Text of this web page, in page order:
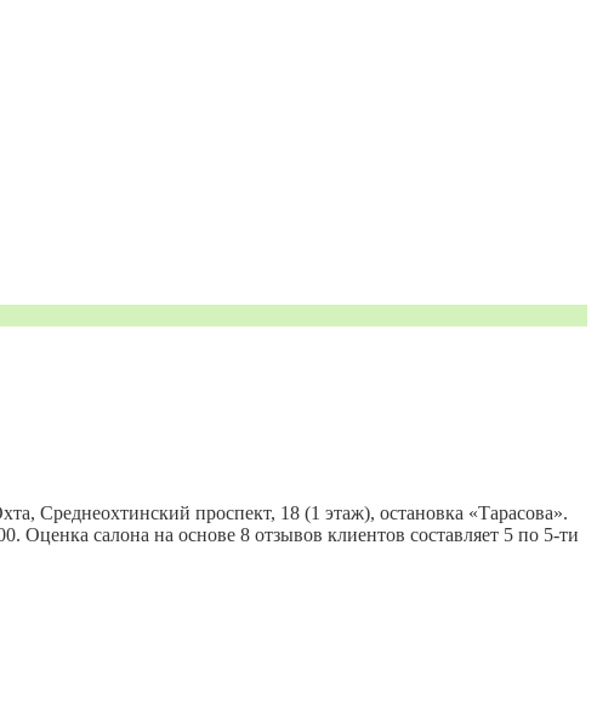
Среднеохтинский проспект, 18 (1 этаж), остановка «Тарасова».
салона на основе 8 отзывов клиентов составляет 5 по 5-ти